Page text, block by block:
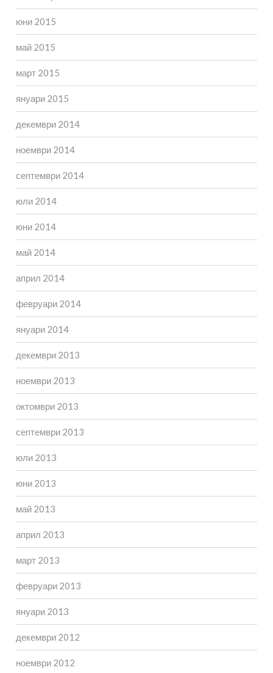
юни 2015
май 2015
март 2015
януари 2015
декември 2014
ноември 2014
септември 2014
юли 2014
юни 2014
май 2014
април 2014
февруари 2014
януари 2014
декември 2013
ноември 2013
октомври 2013
септември 2013
юли 2013
юни 2013
май 2013
април 2013
март 2013
февруари 2013
януари 2013
декември 2012
ноември 2012